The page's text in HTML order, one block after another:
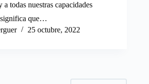
a todas nuestras capacidades
que…
25 octubre, 2022